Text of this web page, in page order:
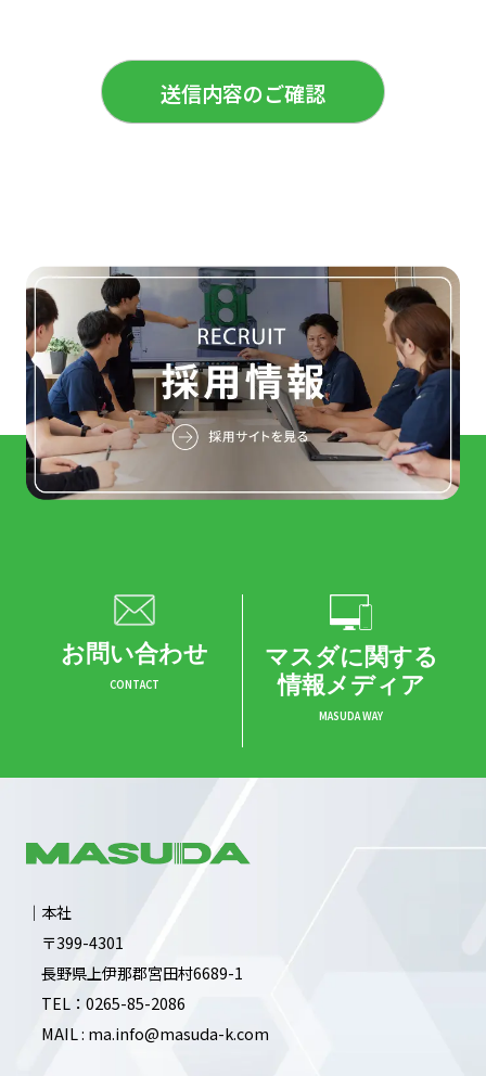
お問い合わせ
CONTACT
マスダに関する
情報メディア
MASUDA WAY
｜本社
〒399-4301
長野県上伊那郡宮田村6689-1
TEL：0265-85-2086
MAIL : ma.info@masuda-k.com